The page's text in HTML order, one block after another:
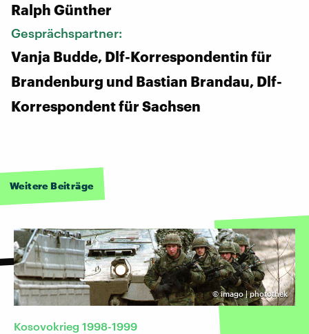
Ralph Günther
Gesprächspartner:
Vanja Budde, Dlf-Korrespondentin für
Brandenburg und Bastian Brandau, Dlf-
Korrespondent für Sachsen
Weitere Beiträge
©imago | photothek
Kosovokrieg 1998-1999